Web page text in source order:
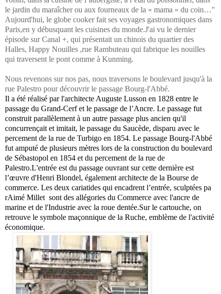
le jardin du maraîcher ou aux fourneaux de la « mama » du coin…"
Aujourd'hui, le globe cooker fait ses voyages gastronomiques dans
Paris,en y débusquant les cuisines du monde.J'ai vu le dernier
épisode sur Canal +, qui présentait un chinois du quartier des
Halles, Happy Nouilles ,rue Rambuteau qui fabrique les nouilles
qui traversent le pont comme à Kunming.
Nous revenons sur nos pas, nous traversons le boulevard jusqu'à la
rue Palestro pour découvrir le passage Bourg-l'Abbé.
Il a été réalisé par l'architecte Auguste Lusson en 1828 entre le
passage du Grand-Cerfet le passage de l’Ancre. Le passage fut
construit parallèlement à un autre passage plus ancien qu'il
concurrençait et imitait, le passage du Saucède, disparu avec le
percement de la rue de Turbigo en 1854. Le passage Bourg-l'Abbé
fut amputé de plusieurs mètres lors de la construction du boulevard
de Sébastopol en 1854 et du percement de la rue de
Palestro.L'entrée est du passage ouvrant sur cette dernière est
l’œuvre d'Henri Blondel, égalementarchitecte de la Bourse de
commerce. Les deux cariatides qui encadrent l’entrée, sculptées pa
rAimé Millet sont des allégories du Commerce avec l'ancre de
marine et de l'Industrie avec la roue dentée.Sur le cartouche, on
retrouve le symbole maçonnique de la Ruche, emblème de l'activité
économique.